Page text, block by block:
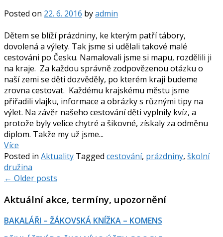
Posted on 22. 6. 2016 byadmin
Dětem se blíží prázdniny, ke kterým patří tábory,
dovolená a výlety. Tak jsme si udělali takové malé
cestováni po Česku. Namalovali jsme si mapu, rozdělili ji
na kraje. Za každou správně zodpovězenou otázku o
naší zemi se děti dozvěděly, po kterém kraji budeme
zrovna cestovat. Každému krajskému městu jsme
přiřadili vlajku, informace a obrázky s různými tipy na
výlet. Na závěr našeho cestování děti vyplnily kvíz, a
protože byly velice chytré a šikovné, získaly za odměnu
diplom. Takže my už jsme...
Více
Posted in Aktuality Tagged cestování, prázdniny, školní
družina
Posts
← Older posts
Aktuální akce, termíny, upozornění
BAKALÁŘI – ŽÁKOVSKÁ KNÍŽKA – KOMENS